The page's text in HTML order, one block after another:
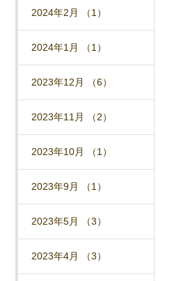
2024年2月 （1）
2024年1月 （1）
2023年12月 （6）
2023年11月 （2）
2023年10月 （1）
2023年9月 （1）
2023年5月 （3）
2023年4月 （3）